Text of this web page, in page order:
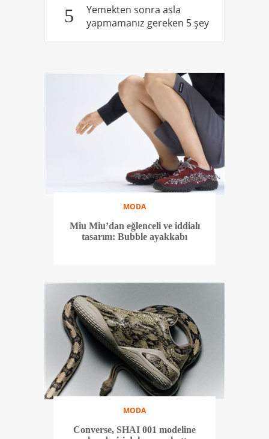
5
Yemekten sonra asla
yapmamanız gereken 5 şey
MODA
Miu Miu’dan eğlenceli ve iddialı
tasarım: Bubble ayakkabı
MODA
Converse, SHAI 001 modeline